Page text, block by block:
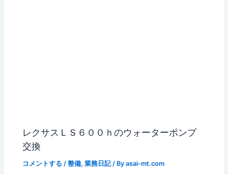
レクサスＬＳ６００ｈのウォーターポンプ
交換
コメントする /整備,業務日記/ Byasai-mt.com